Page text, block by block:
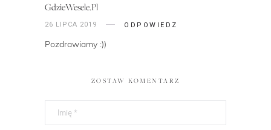
GdzieWesele.pl
26 LIPCA 2019 ODPOWIEDZ
Pozdrawiamy :))
ZOSTAW KOMENTARZ